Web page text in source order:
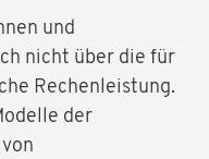
und
nicht über die für
Rechenleistung.
der